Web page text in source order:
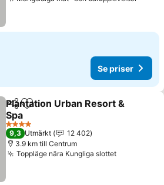
Se priser
Dela Lägg till i Mina Favoriter
Plantation Urban Resort &
Spa
Se priser
4 Stjärnor
9,3 Utmärkt
12 402
3.9 km till Centrum
Toppläge nära Kungliga slottetSe priser